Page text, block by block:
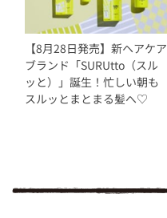
【8月28日発売】新ヘアケア
ブランド「SURUtto（スル
ッと）」誕生！忙しい朝も
スルッとまとまる髪へ♡